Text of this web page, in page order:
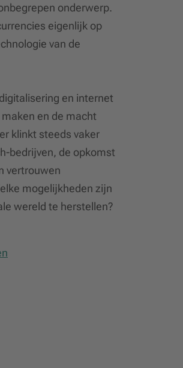
onderwerp.
eigenlijk op
van de
en internet
en de macht
klinkt steeds vaker
bedrijven, de opkomst
vertrouwen
mogelijkheden zijn
wereld te herstellen?